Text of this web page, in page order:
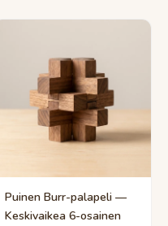
Puinen Burr-palapeli —
Keskivaikea 6-osainen